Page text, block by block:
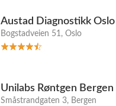
Austad Diagnostikk Oslo
Bogstadveien 51, Oslo
Unilabs Røntgen Bergen
Småstrandgaten 3, Bergen